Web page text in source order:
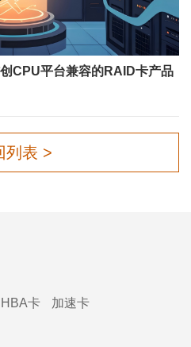
CPU平台兼容的RAID卡产品
列表 >
HBA卡 加速卡